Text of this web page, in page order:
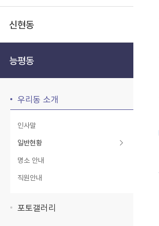
신현동
능평동
우리동 소개
인사말
일반현황
명소 안내
직원안내
포토갤러리